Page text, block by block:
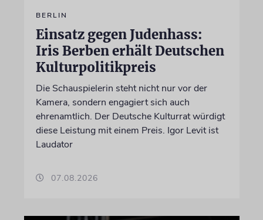
BERLIN
Einsatz gegen Judenhass:
Iris Berben erhält Deutschen
Kulturpolitikpreis
Die Schauspielerin steht nicht nur vor der
Kamera, sondern engagiert sich auch
ehrenamtlich. Der Deutsche Kulturrat würdigt
diese Leistung mit einem Preis. Igor Levit ist
Laudator
07.08.2026